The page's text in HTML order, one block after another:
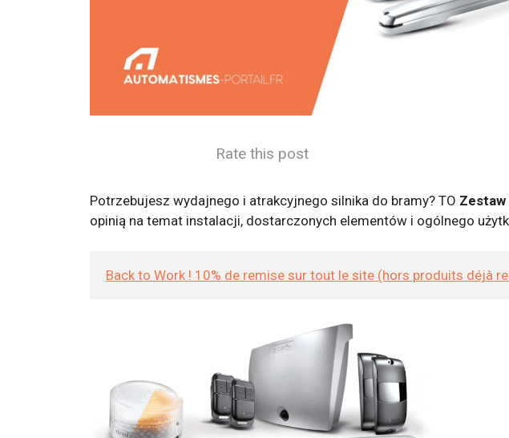
Rate this post
Potrzebujesz wydajnego i atrakcyjnego silnika do bramy? TO Zestaw
opinią na temat instalacji, dostarczonych elementów i ogólnego
Back to Work ! 10% de remise sur tout le site (hors produits déjà